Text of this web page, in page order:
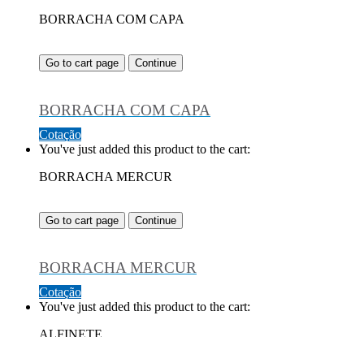
BORRACHA COM CAPA
Go to cart page Continue
BORRACHA COM CAPA
Cotação
You've just added this product to the cart:
BORRACHA MERCUR
Go to cart page Continue
BORRACHA MERCUR
Cotação
You've just added this product to the cart:
ALFINETE